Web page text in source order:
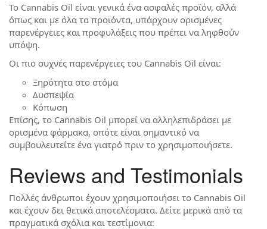
Το Cannabis Oil είναι γενικά ένα ασφαλές προϊόν, αλλά
όπως και με όλα τα προϊόντα, υπάρχουν ορισμένες
παρενέργειες και προφυλάξεις που πρέπει να ληφθούν
υπόψη.
Οι πιο συχνές παρενέργειες του Cannabis Oil είναι:
Ξηρότητα στο στόμα
Δυσπεψία
Κόπωση
Επίσης, το Cannabis Oil μπορεί να αλληλεπιδράσει με
ορισμένα φάρμακα, οπότε είναι σημαντικό να
συμβουλευτείτε ένα γιατρό πριν το χρησιμοποιήσετε.
Reviews and Testimonials
Πολλές άνθρωποι έχουν χρησιμοποιήσει το Cannabis Oil
και έχουν δει θετικά αποτελέσματα. Δείτε μερικά από τα
πραγματικά σχόλια και τεστίμονια: